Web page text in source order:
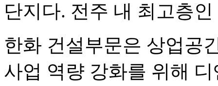
단지다. 전주 내 최고층
한화 건설부문은 상업공
사업 역량 강화를 위해